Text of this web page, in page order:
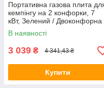
Портативна газова плита
кемпінгу на 2 конфорки, 7
кВт, Зелений / Двоконфорна
плита / Настільна плита
туристична
В наявності
3 039 ₴ 4 341,43 ₴
Купити